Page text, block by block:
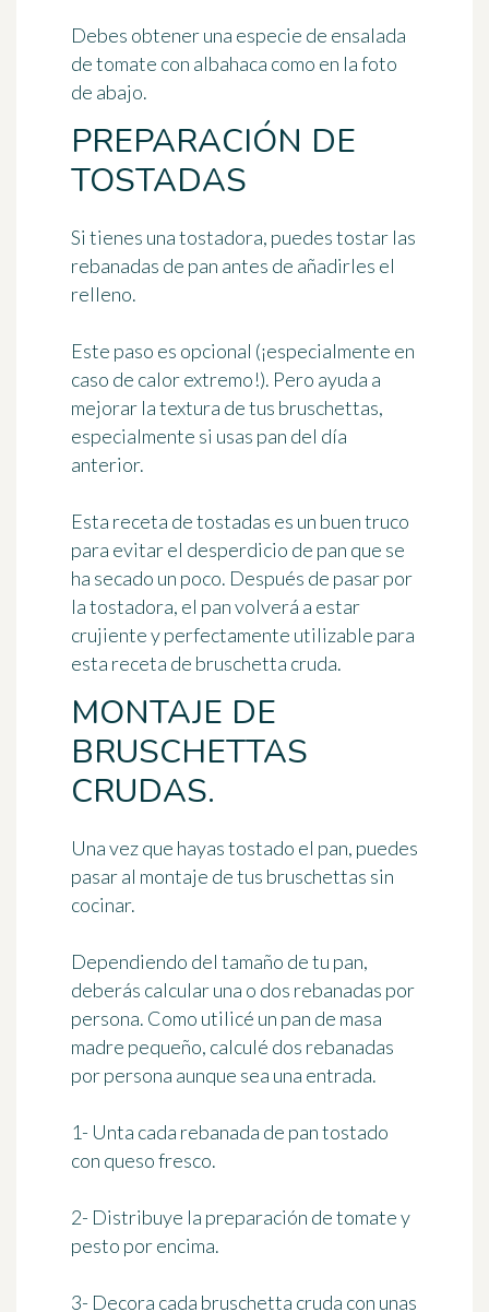
Debes obtener una especie de ensalada
de tomate con albahaca como en la foto
de abajo.
PREPARACIÓN DE
TOSTADAS
Si tienes una tostadora, puedes tostar las
rebanadas de pan antes de añadirles el
relleno.
Este paso es opcional (¡especialmente en
caso de calor extremo!). Pero ayuda a
mejorar la textura de tus bruschettas,
especialmente si usas pan del día
anterior.
Esta receta de tostadas es un buen truco
para evitar el desperdicio de pan que se
ha secado un poco. Después de pasar por
la tostadora, el pan volverá a estar
crujiente y perfectamente utilizable para
esta receta de bruschetta cruda.
MONTAJE DE
BRUSCHETTAS
CRUDAS.
Una vez que hayas tostado el pan, puedes
pasar al montaje de tus bruschettas sin
cocinar.
Dependiendo del tamaño de tu pan,
deberás calcular una o dos rebanadas por
persona. Como utilicé un pan de masa
madre pequeño, calculé dos rebanadas
por persona aunque sea una entrada.
1- Unta cada rebanada de pan tostado
con queso fresco.
2- Distribuye la preparación de tomate y
pesto por encima.
3- Decora cada bruschetta cruda con unas